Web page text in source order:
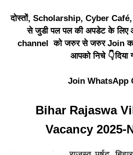
दोस्तों, Scholarship, Cyber
से जुडी पल पल की अपडेट के लिए
channel को जरुर से जरुर Join कर
आपको निचे 👇दिया
Join WhatsApp
Bihar Rajaswa
Vacancy 2025-